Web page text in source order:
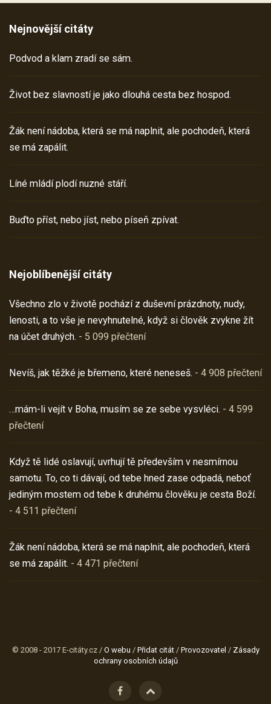
Nejnovější citáty
Podvod a klam zradí se sám.
Život bez slavností je jako dlouhá cesta bez hospod.
Žák není nádoba, která se má naplnit, ale pochodeň, která
se má zapálit.
Líné mládí plodí nuzné stáří.
Buďto příst, nebo jíst, nebo píseň zpívat.
Nejoblíbenější citáty
Všechno zlo v životě pochází z duševní prázdnoty, nudy,
lenosti, a to vše je nevyhnutelné, když si člověk zvykne žít
na účet druhých. - 5 099 přečtení
Nevíš, jak těžké je břemeno, které neneseš. - 4 908 přečtení
…mám-li vejít v Boha, musím se ze sebe vysvléci. - 4 599
přečtení
Když tě lidé oslavují, uvrhují tě především v nesmírnou
samotu. To, co ti dávají, od tebe hned zase odpadá, neboť
jediným mostem od tebe k druhému člověku je cesta Boží.
- 4 511 přečtení
Žák není nádoba, která se má naplnit, ale pochodeň, která
se má zapálit. - 4 471 přečtení
© 2008 - 2017 E-citáty.cz / O webu / Přidat citát/ Provozovatel / Zásady
ochrany osobních údajů